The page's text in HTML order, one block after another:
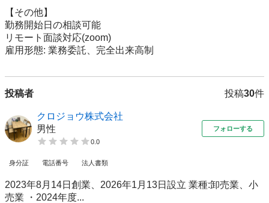
【その他】
勤務開始日の相談可能
リモート面談対応(zoom)
雇用形態: 業務委託、完全出来高制
投稿者 投稿30件
クロジョウ株式会社
男性
0.0
フォローする
身分証 電話番号 法人書類
2023年8月14日創業、2026年1月13日設立 業種:卸売業、小
売業 ・2024年度...